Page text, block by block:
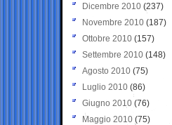
Dicembre 2010 (237)
Novembre 2010 (187)
Ottobre 2010 (157)
Settembre 2010 (148)
Agosto 2010 (75)
Luglio 2010 (86)
Giugno 2010 (76)
Maggio 2010 (75)